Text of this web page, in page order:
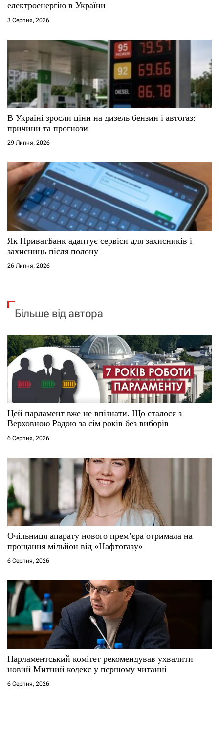
і
в
електроенергію в України
3 Серпня, 2026
В Україні зросли ціни на дизель бензин і автогаз:
причини та прогнози
29 Липня, 2026
Як ПриватБанк адаптує сервіси для захисників і
захисниць після полону
26 Липня, 2026
Більше від автора
Цей парламент вже не впізнати. Що сталося з
Верховною Радою за сім років без виборів
6 Серпня, 2026
Очільниця апарату нового прем’єра отримала на
прощання мільйон від «Нафтогазу»
6 Серпня, 2026
Парламентський комітет рекомендував ухвалити
новий Митний кодекс у першому читанні
6 Серпня, 2026